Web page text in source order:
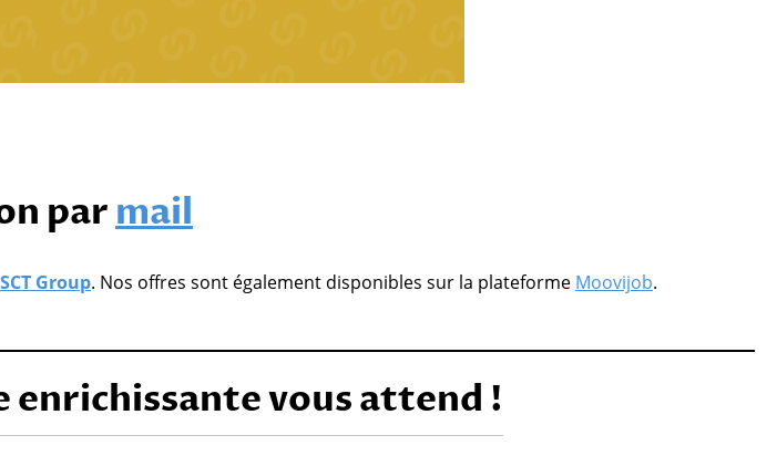
parmail
SCT Group. Nos offres sont également disponibles sur la plateforme Moovijob.
enrichissante vous attend !